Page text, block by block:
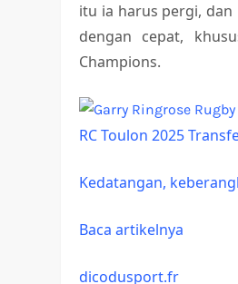
itu ia harus pergi,
dengan cepat,
Champions.
RC Toulon 2025
Kedatangan,
Baca artikelnya
dicodusport.fr